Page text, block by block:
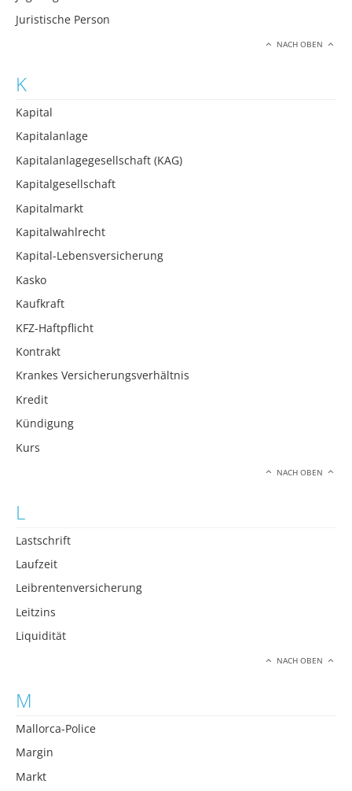
Juristische Person
NACH OBEN
K
Kapital
Kapitalanlage
Kapitalanlagegesellschaft (KAG)
Kapitalgesellschaft
Kapitalmarkt
Kapitalwahlrecht
Kapital-Lebensversicherung
Kasko
Kaufkraft
KFZ-Haftpflicht
Kontrakt
Krankes Versicherungsverhältnis
Kredit
Kündigung
Kurs
NACH OBEN
L
Lastschrift
Laufzeit
Leibrentenversicherung
Leitzins
Liquidität
NACH OBEN
M
Mallorca-Police
Margin
Markt